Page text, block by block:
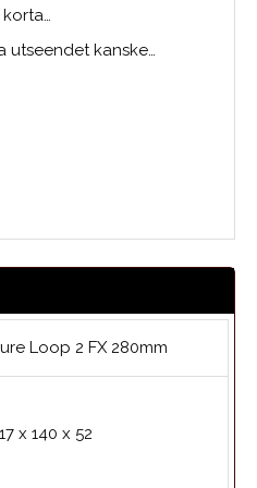
utseendet kanske…
Loop 2 FX 280mm
x 140 x 52